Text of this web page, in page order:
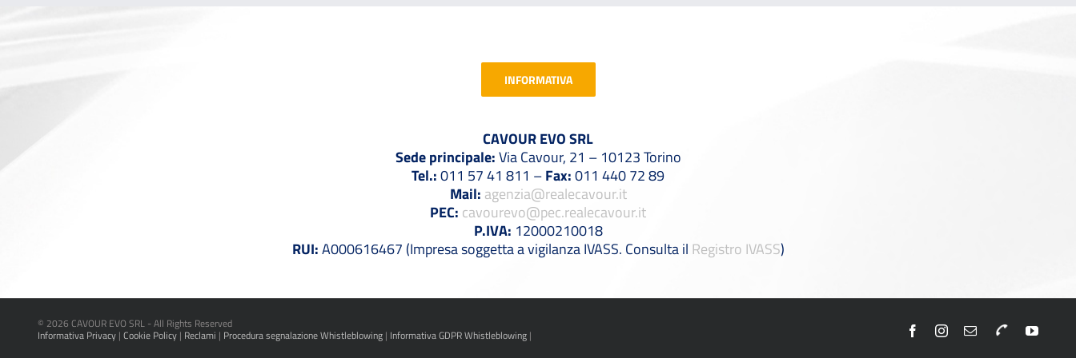
INFORMATIVA
CAVOUR EVO SRL
Sede principale:Via Cavour, 21 – 10123 Torino
Tel.:011 57 41 811 –Fax:011 440 72 89
Mail: agenzia@realecavour.it
PEC: cavourevo@pec.realecavour.it
P.IVA: 12000210018
RUI:A000616467 (Impresa soggetta a vigilanza IVASS. Consulta il Registro IVASS)
© 2026 CAVOUR EVO SRL - All Rights Reserved
Informativa Privacy | Cookie Policy | Reclami | Procedura segnalazione Whistleblowing | Informativa GDPR Whistleblowing | FacebookInstagram
EmailTelefono